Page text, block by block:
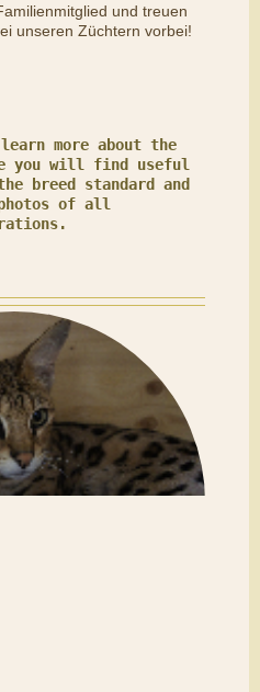
und treuen
unseren Züchtern vorbei!
more about the
you will find useful
breed standard and
of all